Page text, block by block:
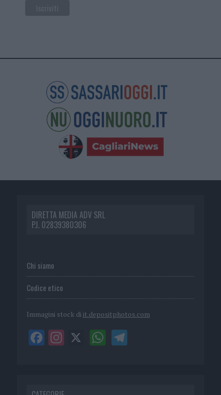
DIRETTA MEDIA ADV SRL
P.I. 02839380306
Chi siamo
Codice etico
Immagini stock di it.depositphotos.com